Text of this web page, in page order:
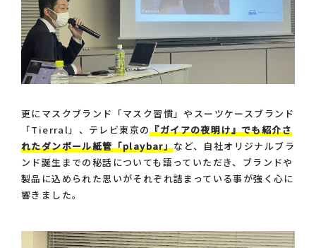
更にマスクブランド「マスク習慣」やスーツケースブランド
「Tierral」、テレビ東京の『ガイアの夜明け』でも紹介さ
れたダンボール紙管「playbar」など、自社オリジナルブラ
ンド誕生までの秘話についても語っていただき、ブランドや
製品に込められた思いがそれぞれ詰まっている事が強く心に
響きました。